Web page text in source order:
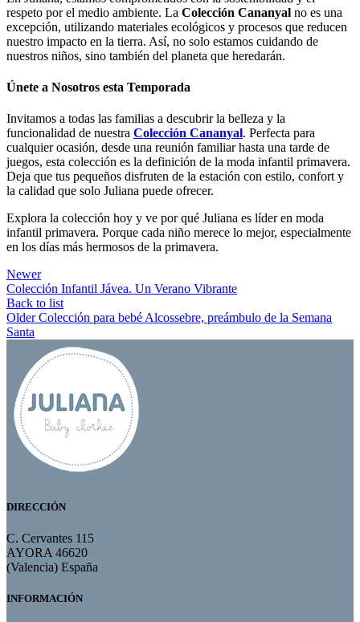
respeto por el medio ambiente. La Colección Cananyal no es una
excepción, utilizando materiales ecológicos y procesos que reducen
nuestro impacto en la tierra. Así, no solo estamos cuidando de
nuestros niños, sino también del planeta que heredarán.
Únete a Nosotros esta Temporada
Invitamos a todas las familias a descubrir la belleza y la
funcionalidad de nuestra Colección Cananyal. Perfecta para
cualquier ocasión, desde una reunión familiar hasta una tarde de
juegos, esta colección es la definición de la moda infantil primavera.
Deja que tus pequeños disfruten de la estación con estilo, confort y
la calidad que solo Juliana puede ofrecer.
Explora la colección hoy y ve por qué Juliana es líder en moda
infantil primavera. Porque cada niño merece lo mejor, especialmente
en los días más hermosos de la primavera.
Newer
Colección Infantil Jávea. Un Verano Vibrante
Back to list
Older Colección para bebé Alcossebre, preámbulo de la Semana
Santa
DIRECCIÓN
C. Cervantes 115
AYORA 46620
(Valencia) España
INFORMACIÓN